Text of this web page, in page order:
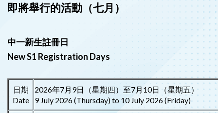
即將舉行的活動（七月）
中一新生註冊日
New S1 Registration Days
日期
Date
2026年7月9日（星期四）至7月10日（星期五）
9 July 2026 (Thursday) to 10 July 2026 (Friday)